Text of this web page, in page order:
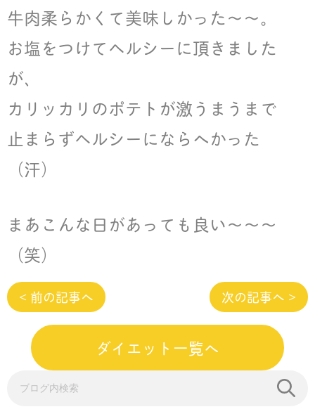
牛肉柔らかくて美味しかった〜〜。
お塩をつけてヘルシーに頂きました
が、
カリッカリのポテトが激うまうまで
止まらずヘルシーにならへかった
（汗）
まあこんな日があっても良い〜〜〜
（笑）
< 前の記事へ 次の記事へ >
ダイエット一覧へ